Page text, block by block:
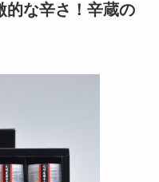
的な辛さ！辛蔵の